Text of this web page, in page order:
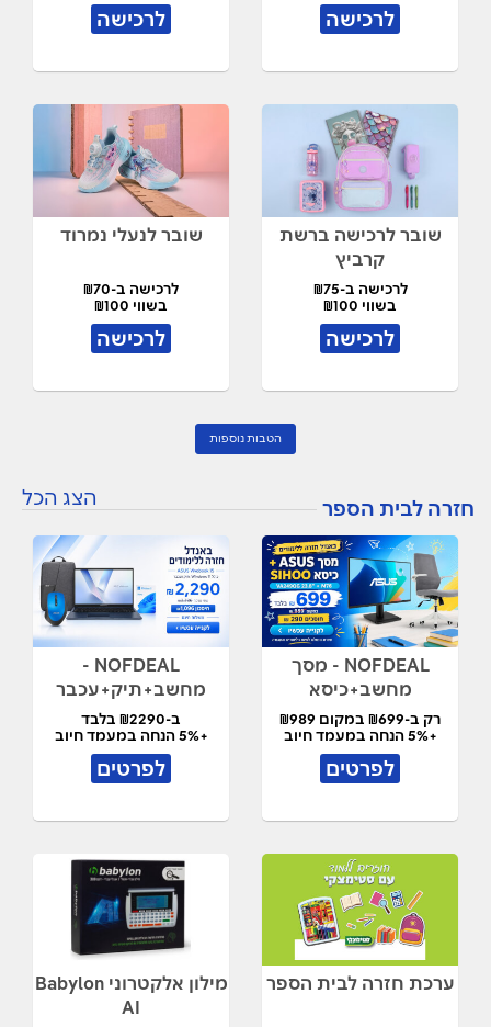
לרכישה לרכישה
שובר לרכישה ברשת
קרביץ
לרכישה ב-₪75
בשווי ₪100
לרכישה
שובר לנעלי נמרוד
לרכישה ב-₪70
בשווי ₪100
לרכישה
הטבות נוספות
חזרה לבית הספר הצג הכל
NOFDEAL - מסך
מחשב+כיסא
רק ב-₪699 במקום ₪989
+5% הנחה במעמד חיוב
לפרטים
NOFDEAL -
מחשב+תיק+עכבר
ב-₪2290 בלבד
+5% הנחה במעמד חיוב
לפרטים
ערכת חזרה לבית הספר
מילון אלקטרוני Babylon
AI